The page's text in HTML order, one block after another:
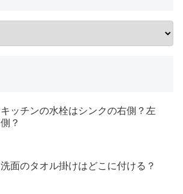
キッチンの水栓はシンクの右側？左
側？
洗面のタオル掛けはどこに付ける？